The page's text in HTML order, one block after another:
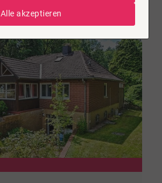
Alle akzeptieren